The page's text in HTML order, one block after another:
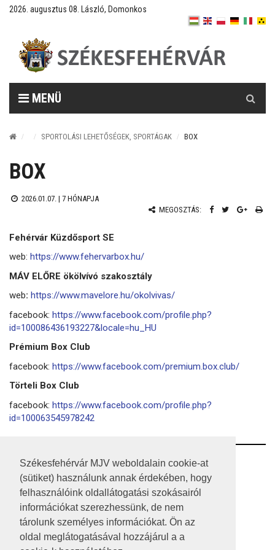
Székesfehérvár MJV weboldalain cookie-at
(sütiket) használunk annak érdekében, hogy
felhasználóink oldallátogatási szokásairól
információkat szerezhessünk, de nem
tárolunk személyes információkat. Ön az
oldal meglátogatásával hozzájárul a a
2026. augusztus 08. László, Domonkos
MENÜ
SPORTOLÁSI LEHETŐSÉGEK, SPORTÁGAK BOX
BOX
2026.01.07. | 7 HÓNAPJA
MEGOSZTÁS:
Fehérvár Küzdősport SE
web: https://www.fehervarbox.hu/
MÁV ELŐRE ökölvívó szakosztály
web: https://www.mavelore.hu/okolvivas/
facebook: https://www.facebook.com/profile.php?
id=100086436193227&locale=hu_HU
Prémium Box Club
facebook: https://www.facebook.com/premium.box.club/
Törteli Box Club
facebook: https://www.facebook.com/profile.php?
id=100063545978242
RSS
A HONLAP 2017.03.31-I ÁLLAPOTA
JOGI NYILATKOZAT
IMPRESSZUM